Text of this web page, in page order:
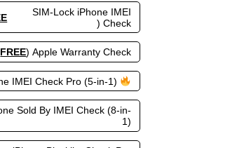
على
صفحة
المنتج
SIM-Lock iPhone IMEI
Check (
Apple Warranty Check (
FREE
IMEI Check Pro (5-in-1)
Sold By IMEI Check (8-in-
1)